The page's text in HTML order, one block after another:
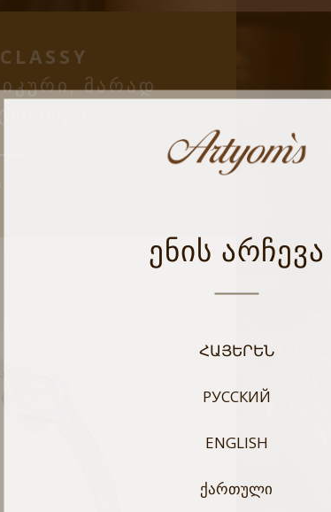
ᲛᲐᲠᲐᲓ
ᲔᲜᲘᲡ ᲐᲠᲩᲔᲕᲐ
ՀԱՅԵՐԵՆ
РУССКИЙ
ENGLISH
ᲥᲐᲠᲗᲣᲚᲘ